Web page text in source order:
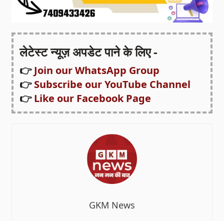
लेटेस्ट न्यूज़ अपडेट पाने के लिए -
👉Join our WhatsApp Group
👉Subscribe our YouTube Channel
👉Like our Facebook Page
GKM News